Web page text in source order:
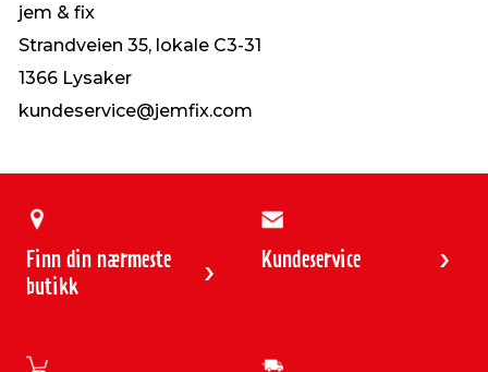
jem & fix
Strandveien 35, lokale C3-31
1366 Lysaker
kundeservice@jemfix.com
Finn din nærmeste
butikk
Kundeservice